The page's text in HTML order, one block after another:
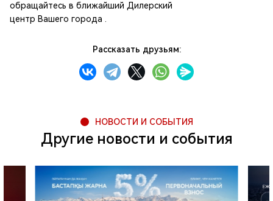
обращайтесь в ближайший Дилерский
центр Вашего города .
Рассказать друзьям:
НОВОСТИ И СОБЫТИЯ
Другие новости и события